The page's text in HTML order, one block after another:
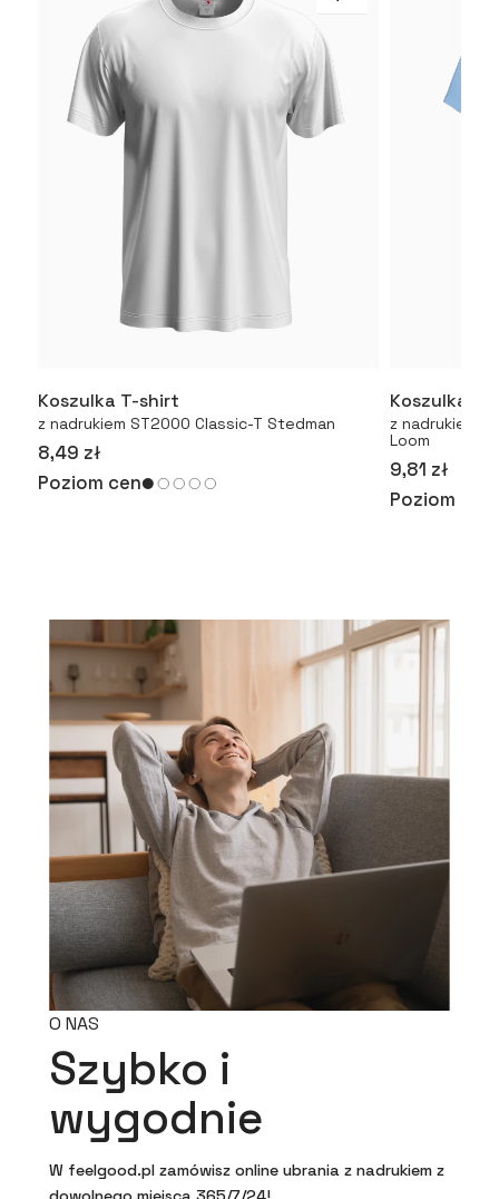
Koszulka T-shirt
z nadrukiem ST2000 Classic-T Stedman
8,49 zł
Poziom cen
Koszulka
z nadrukiem
Loom
9,81 zł
Poziom cen
O NAS
Szybko i
wygodnie
W feelgood.pl zamówisz online ubrania z nadrukiem z